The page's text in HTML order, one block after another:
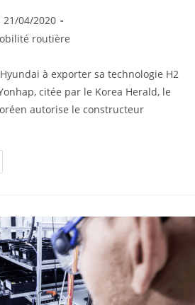
21/04/2020
routière
à exporter sa technologie H2
citée par le Korea Herald, le
autorise le constructeur